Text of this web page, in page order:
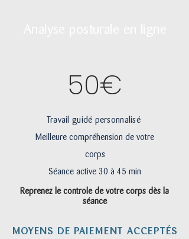
50€
Travail guidé personnalisé
Meilleure compréhension de votre
corps
Séance active 30 à 45 min
Reprenez le controle de votre corps dès la
séance
MOYENS DE PAIEMENT ACCEPTÉS